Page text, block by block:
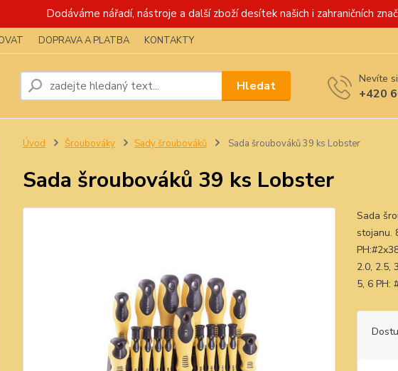
Dodáváme nářadí, nástroje a další zboží desítek našich i zahraničních
DOPRAVA A PLATBA KONTAKTY
Hledat Nevíte
+420
Úvod Šroubováky Sady šroubováků Sada šroubováků 39 ks Lobster
Sada šroubováků 39 ks Lobster
Sada
stojanu.
2.0, 2.5,
5, 6 PH: